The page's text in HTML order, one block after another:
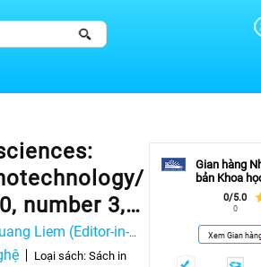
number 3,
Liem (Editor-in-
in-chief)
Loại sách:Sách in
Gian hàng
bản Khoa
nhiên và
0/5.0
0
Xem Gian